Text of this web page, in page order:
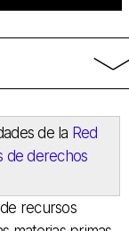
de la Red
de derechos
recursos